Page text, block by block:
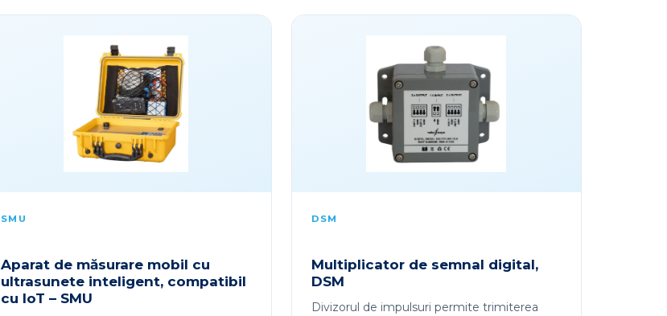
SMU
Aparat de măsurare mobil cu
ultrasunete inteligent, compatibil
cu IoT – SMU
DSM
Multiplicator de semnal digital,
DSM
Divizorul de impulsuri permite trimiterea